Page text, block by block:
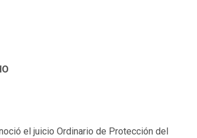
el juicio Ordinario de Protección del